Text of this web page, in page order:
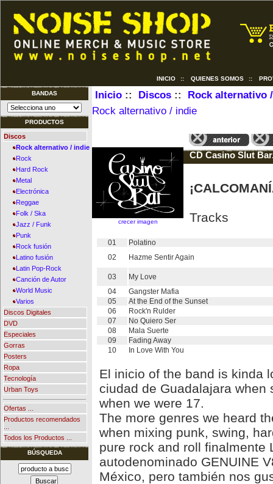
INICIO :: QUIENES SOMOS ::
BANDAS
PRODUCTOS
Discos
Rock alternativo / indie
Rock
Hard Rock
Metal
Electrónica
Reggae
Folk / Ska
Jazz / Funk
Punk
Rock fusión
Latino fusión
Latin Pop-Rock
Canción de Autor
World Music
Varios
Discos Digitales
DVD
Especiales
Gorras
Posters
Ropa
Tecnología
Urban Toys
Ofertas ...
Productos recomendados
Todos los Productos ...
BÚSQUEDA
Inicio:: Discos:: Rock alternativo
Rock alternativo / indie
crecer imagen
CD Casino Slut
Tracks
01
Polatino
02
Hazme Sentir Again
03
My Love
04
Gangster Mafia
05
At the End of the Sunset
06
Rock'n Rulder
07
No Quiero Ser
08
Mala Suerte
09
Fading Away
10
In Love With You
El inicio of the band is kinda
ciudad de Guadalajara
when we were 17.
The more genres we heard
when mixing punk, swing,
pure rock and roll finalmente
autodenominado GENUINE
México, pero también nos